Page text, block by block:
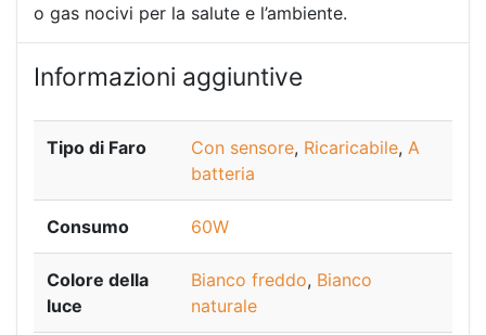
o gas nocivi per la salute e l’ambiente.
Informazioni aggiuntive
Tipo di Faro Con sensore, Ricaricabile, A
batteria
Consumo 60W
Colore della
luce
Bianco freddo, Bianco
naturale